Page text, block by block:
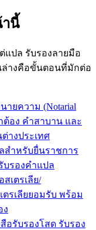
นี้
แปล รับรองลายมือ
ล่างคือขั้นตอนที่มักต่อ
ายความ (Notarial
ต้อง คำสาบาน และ
างประเทศ
สำหรับยื่นราชการ
บรองคำแปล
เตรเลีย/
รเลียยอมรับ พร้อม
ง
อรับรองโสด รับรอง